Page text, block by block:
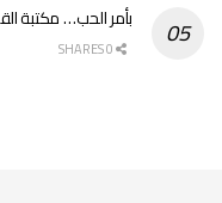
بأمر الحب… مكتبة